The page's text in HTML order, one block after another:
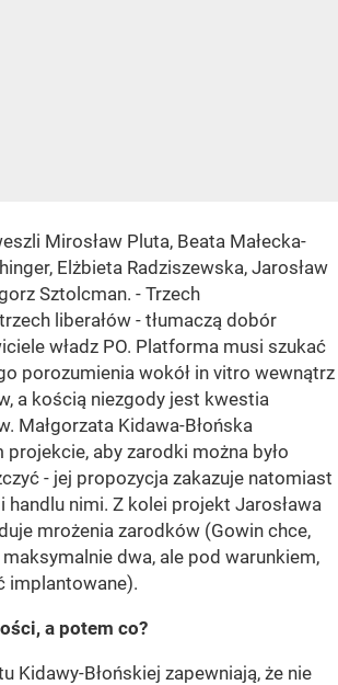
Mirosław Pluta, Beata Małecka-
Elżbieta Radziszewska, Jarosław
Sztolcman. - Trzech
liberałów - tłumaczą dobór
władz PO. Platforma musi szukać
porozumienia wokół in vitro wewnątrz
a kością niezgody jest kwestia
Małgorzata Kidawa-Błońska
aby zarodki można było
- jej propozycja zakazuje natomiast
nimi. Z kolei projekt Jarosława
mrożenia zarodków (Gowin chce,
dwa, ale pod warunkiem,
implantowane).
a potem co?
Kidawy-Błońskiej zapewniają, że nie